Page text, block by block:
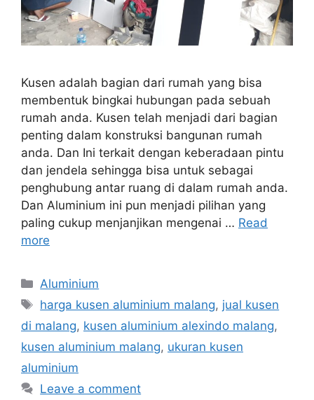
Kusen adalah bagian dari rumah yang bisa
membentuk bingkai hubungan pada sebuah
rumah anda. Kusen telah menjadi dari bagian
penting dalam konstruksi bangunan rumah
anda. Dan Ini terkait dengan keberadaan pintu
dan jendela sehingga bisa untuk sebagai
penghubung antar ruang di dalam rumah anda.
Dan Aluminium ini pun menjadi pilihan yang
paling cukup menjanjikan mengenai … Read
more
Categories
Aluminium
Tags
harga kusen aluminium malang, jual kusen
di malang, kusen aluminium alexindo malang,
kusen aluminium malang, ukuran kusen
aluminium
Leave a comment